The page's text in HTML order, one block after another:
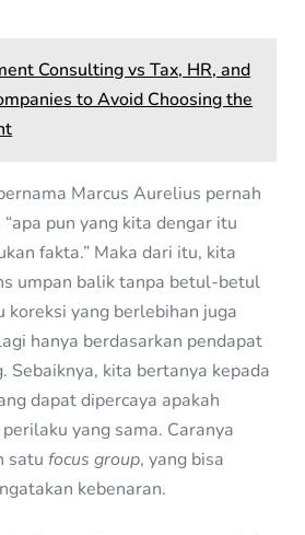
Consulting vs Tax, HR, and
to Avoid Choosing the
Marcus Aurelius pernah
pun yang kita dengar itu
fakta.” Maka dari itu, kita
umpan balik tanpa betul-betul
koreksi yang berlebihan juga
hanya berdasarkan pendapat
Sebaiknya, kita bertanya kepada
dapat dipercaya apakah
yang sama. Caranya
satufocus group, yang bisa
kebenaran.